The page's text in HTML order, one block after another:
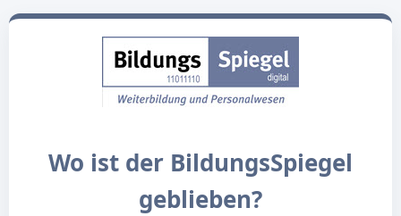
Wo ist der BildungsSpiegel
geblieben?